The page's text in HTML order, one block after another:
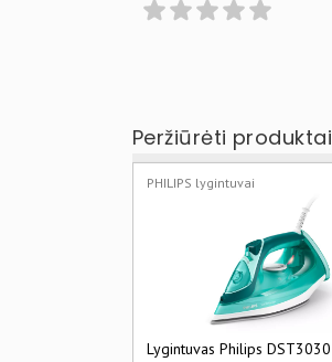
Peržiūrėti produktai
PHILIPS lygintuvai
Lygintuvas Philips DST3030